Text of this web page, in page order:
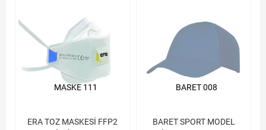
ERA TOZ MASKESİ FFP2
MASKE 111
BARET SPORT MODEL
BARET 008